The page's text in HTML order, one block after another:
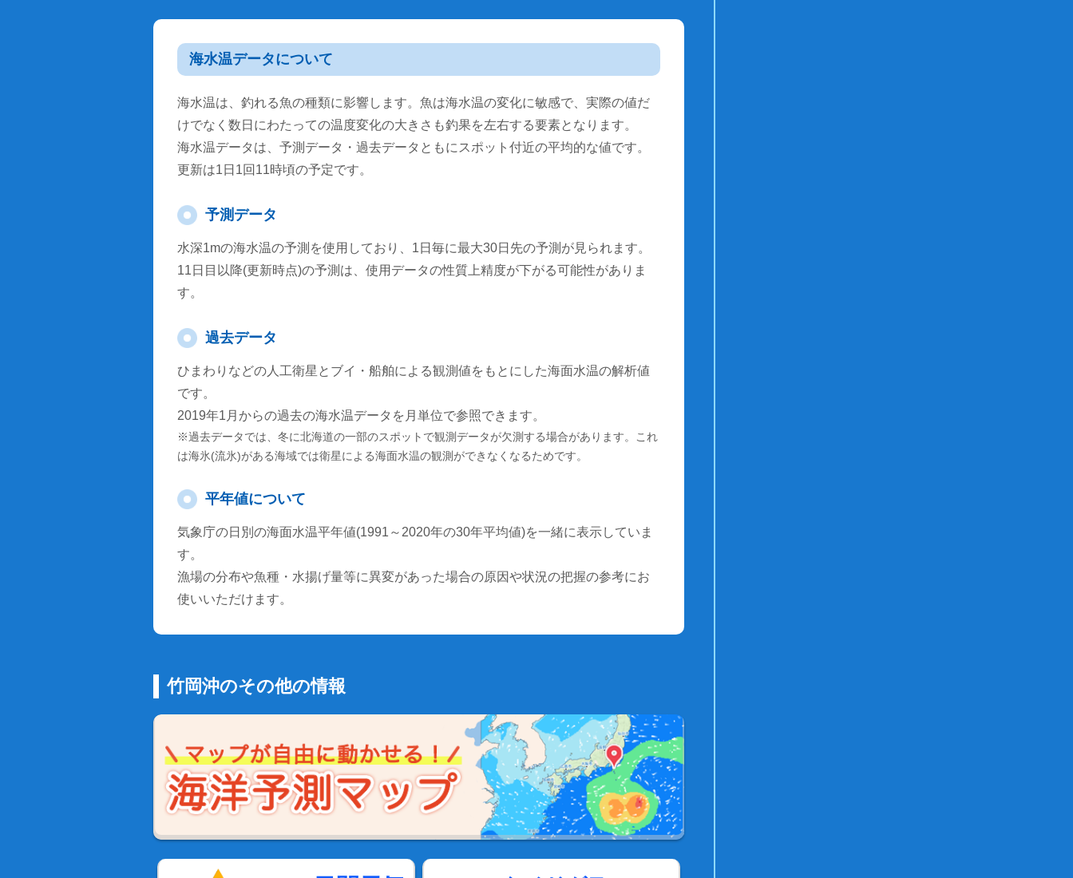
海水温データについて
海水温は、釣れる魚の種類に影響します。魚は海水温の変化に敏感で、実際の値だ
けでなく数日にわたっての温度変化の大きさも釣果を左右する要素となります。
海水温データは、予測データ・過去データともにスポット付近の平均的な値です。
更新は1日1回11時頃の予定です。
予測データ
水深1mの海水温の予測を使用しており、1日毎に最大30日先の予測が見られます。
11日目以降(更新時点)の予測は、使用データの性質上精度が下がる可能性がありま
す。
過去データ
ひまわりなどの人工衛星とブイ・船舶による観測値をもとにした海面水温の解析値
です。
2019年1月からの過去の海水温データを月単位で参照できます。
※過去データでは、冬に北海道の一部のスポットで観測データが欠測する場合があります。これ
は海氷(流氷)がある海域では衛星による海面水温の観測ができなくなるためです。
平年値について
気象庁の日別の海面水温平年値(1991～2020年の30年平均値)を一緒に表示していま
す。
漁場の分布や魚種・水揚げ量等に異変があった場合の原因や状況の把握の参考にお
使いいただけます。
竹岡沖のその他の情報